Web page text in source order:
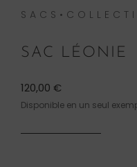
SAC LÉONIE
120,00 €
Disponible en un seul